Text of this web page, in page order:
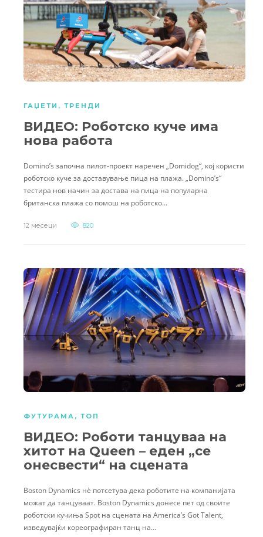
ГАЏЕТИ , ТРЕНДИ
ВИДЕО: Роботско куче има
нова работа
Domino’s започна пилот-проект наречен „Domidog“, кој користи
роботско куче за доставување пица на плажа. „Domino’s“
тестира нов начин за достава на пица на популарна
британска плажа со помош на роботско…
12 месеци 820
ФУТУРАМА , ТОП
ВИДЕО: Роботи танцуваа на
хитот на Queen – еден „се
онесвести“ на сцената
Boston Dynamics нè потсетува дека роботите на компанијата
можат да танцуваат. Boston Dynamics донесе пет од своите
роботски кучиња Spot на сцената на America’s Got Talent,
изведувајќи кореографиран танц на…